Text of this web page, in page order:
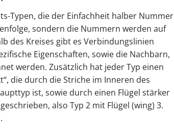
Typen, die der Einfachheit halber Nummer
sondern die Nummern werden auf
des Kreises gibt es Verbindungslinien
Eigenschaften, sowie die Nachbarn,
werden. Zusätzlich hat jeder Typ einen
die durch die Striche im Inneren des
ist, sowie durch einen Flügel stärker
also Typ 2 mit Flügel (wing) 3.